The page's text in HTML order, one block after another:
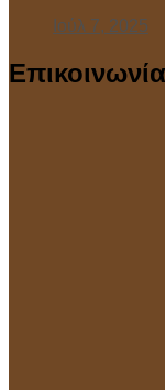
Ιούλ 7, 2025
Επικοινωνία